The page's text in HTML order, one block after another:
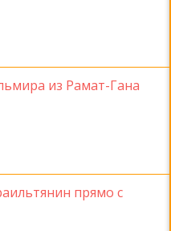
из Рамат-Гана
прямо с